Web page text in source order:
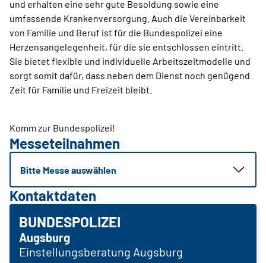
und erhalten eine sehr gute Besoldung sowie eine
umfassende Krankenversorgung. Auch die Vereinbarkeit
von Familie und Beruf ist für die Bundespolizei eine
Herzensangelegenheit, für die sie entschlossen eintritt.
Sie bietet flexible und individuelle Arbeitszeitmodelle und
sorgt somit dafür, dass neben dem Dienst noch genügend
Zeit für Familie und Freizeit bleibt.
Komm zur Bundespolizei!
Messeteilnahmen
Bitte Messe auswählen
Kontaktdaten
BUNDESPOLIZEI
Augsburg
Einstellungsberatung Augsburg